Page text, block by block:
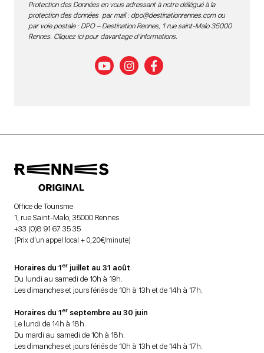
Protection des Données en vous adressant à notre délégué à la
protection des données par mail : dpo@destinationrennes.comou
par voie postale : DPO – Destination Rennes, 1 rue saint-Malo 35000
Rennes. Cliquez ici pour davantage d’informations.
Office de Tourisme
1, rue Saint-Malo, 35000 Rennes
+33 (0)8 91 67 35 35
(Prix d’un appel local + 0,20€/minute)
Horaires du 1er juillet au 31 août
Du lundi au samedi de 10h à 19h.
Les dimanches et jours fériés de 10h à 13h et de 14h à 17h.
Horaires du 1er septembre au 30 juin
Le lundi de 14h à 18h.
Du mardi au samedi de 10h à 18h.
Les dimanches et jours fériés de 10h à 13h et de 14h à 17h.